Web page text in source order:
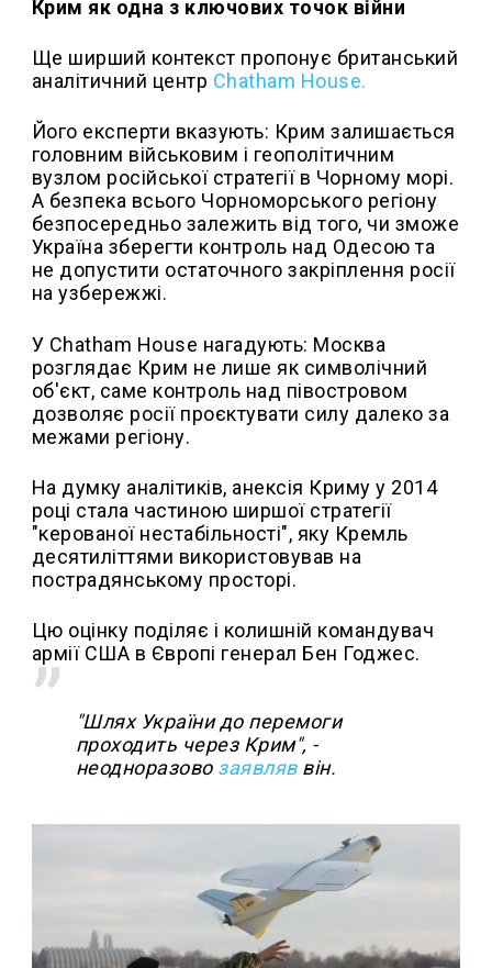
Крим як одна з ключових точок війни
Ще ширший контекст пропонує британський
аналітичний центр Chatham House.
Його експерти вказують: Крим залишається
головним військовим і геополітичним
вузлом російської стратегії в Чорному морі.
А безпека всього Чорноморського регіону
безпосередньо залежить від того, чи зможе
Україна зберегти контроль над Одесою та
не допустити остаточного закріплення росії
на узбережжі.
У Chatham House нагадують: Москва
розглядає Крим не лише як символічний
об'єкт, саме контроль над півостровом
дозволяє росії проєктувати силу далеко за
межами регіону.
На думку аналітиків, анексія Криму у 2014
році стала частиною ширшої стратегії
"керованої нестабільності", яку Кремль
десятиліттями використовував на
пострадянському просторі.
Цю оцінку поділяє і колишній командувач
армії США в Європі генерал Бен Годжес.
"Шлях України до перемоги
проходить через Крим", -
неодноразово заявляввін.